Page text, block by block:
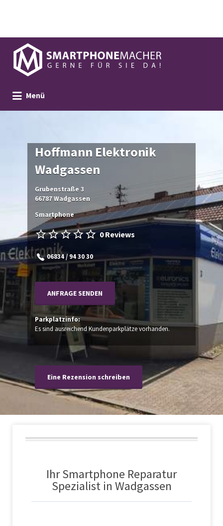
Suchen
nach:
Menü
Hoffmann Elektronik
Wadgassen
Grubenstraße 3
66787 Wadgassen
Smartphone
0 Reviews
06834 / 94 30 30
ANFRAGE SENDEN
Parkplatzinfo:
Es sind ausreichend Kundenparkplätze vorhanden.
Eine Rezension schreiben
Ihr Smartphone Reparatur
Spezialist in Wadgassen